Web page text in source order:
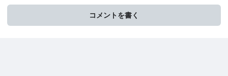
コメントを書く